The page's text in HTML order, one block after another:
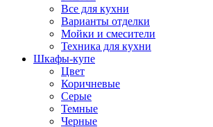
Все для кухни
Варианты отделки
Мойки и смесители
Техника для кухни
Шкафы-купе
Цвет
Коричневые
Серые
Темные
Черные